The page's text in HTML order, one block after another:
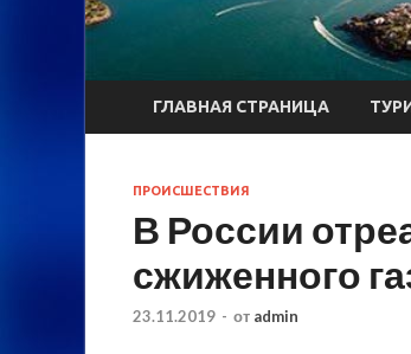
ГЛАВНАЯ СТРАНИЦА
ПРОИСШЕСТВИЯ
В России
сжиженного
23.11.2019 - от admin